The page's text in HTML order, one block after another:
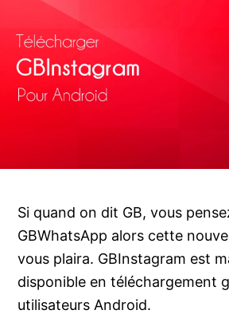
Si quand on dit GB, vous
GBWhatsApp alors cette
vous plaira. GBInstagram est
disponible en téléchargement
utilisateurs Android.